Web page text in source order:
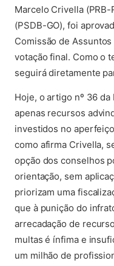
Marcelo Crivella
(PSDB-GO), foi
Comissão de
votação final. Como o
seguirá diretamente
Hoje, o artigo nº 36 da
apenas recursos
investidos no
como afirma Crivella,
opção dos conselhos
orientação, sem
priorizam uma
que à punição do
arrecadação de
multas é ínfima e
um milhão de